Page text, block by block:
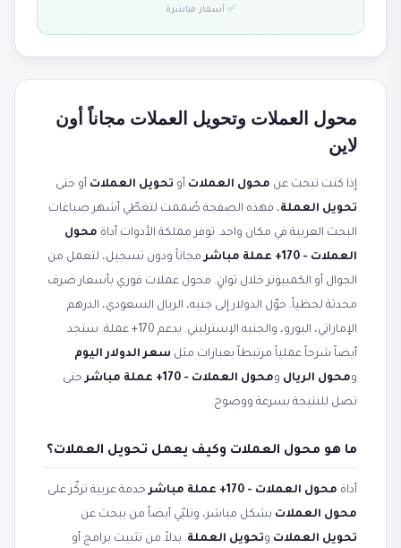
✅ أسعار مباشرة
محول العملات وتحويل العملات مجاناً أون
لاين
إذا كنت تبحث عن محول العملات أو تحويل العملات أو حتى
تحويل العملة، فهذه الصفحة صُممت لتغطّي أشهر صياغات
البحث العربية في مكان واحد. توفر مملكة الأدوات أداة محول
العملات - 170+ عملة مباشر
مجاناً ودون تسجيل، لتعمل من
الجوال أو الكمبيوتر خلال ثوانٍ. محول عملات فوري بأسعار صرف
محدثة لحظياً. حوّل الدولار إلى جنيه، الريال السعودي، الدرهم
الإماراتي، اليورو، والجنيه الإسترليني. يدعم 170+ عملة. ستجد
أيضاً شرحاً عملياً مرتبطاً بعبارات مثل سعر الدولار اليوم
ومحول الريال ومحول العملات - 170+ عملة مباشر
حتى
تصل للنتيجة بسرعة ووضوح.
ما هو محول العملات وكيف يعمل تحويل العملات؟
أداة محول العملات - 170+ عملة مباشر
خدمة عربية تركّز على
محول العملات بشكل مباشر، وتلبّي أيضاً من يبحث عن
تحويل العملات وتحويل العملة. بدلاً من تثبيت برامج أو